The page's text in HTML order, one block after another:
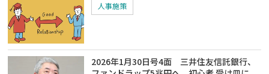
人事施策
2026年1月30日号4面 三井住友信託銀行、